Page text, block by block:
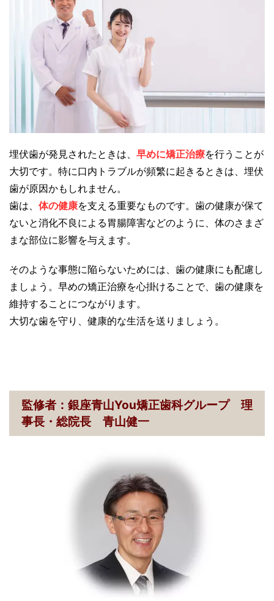
埋伏歯が発見されたときは、 早めに矯正治療を行うことが
大切です。特に口内トラブルが頻繁に起きるときは、埋伏
歯が原因かもしれません。
歯は、 体の健康を支える重要なものです。歯の健康が保て
ないと消化不良による胃腸障害などのように、体のさまざ
まな部位に影響を与えます。
そのような事態に陥らないためには、歯の健康にも配慮し
ましょう。早めの矯正治療を心掛けることで、歯の健康を
維持することにつながります。
大切な歯を守り、健康的な生活を送りましょう。
監修者：銀座青山You矯正歯科グループ 理
事長・総院長 青山健一